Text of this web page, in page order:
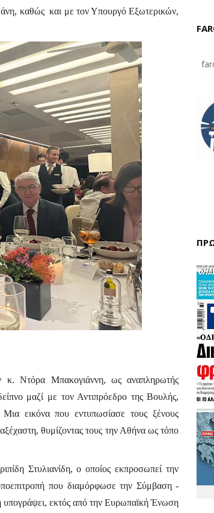
καθώς  και με τον Υπουργό Εξωτερικών,
κ. Ντόρα Μπακογιάννη, ως αναπληρωτής
μαζί με τον Αντιπρόεδρο της Βουλής,
εικόνα που εντυπωσίασε τους ξένους
θυμίζοντας τους την Αθήνα ως τόπο
Στυλιανίδη, ο οποίος εκπροσωπεί την
που διαμόρφωσε την Σύμβαση -
υπογράψει, εκτός από την Ευρωπαϊκή Ένωση